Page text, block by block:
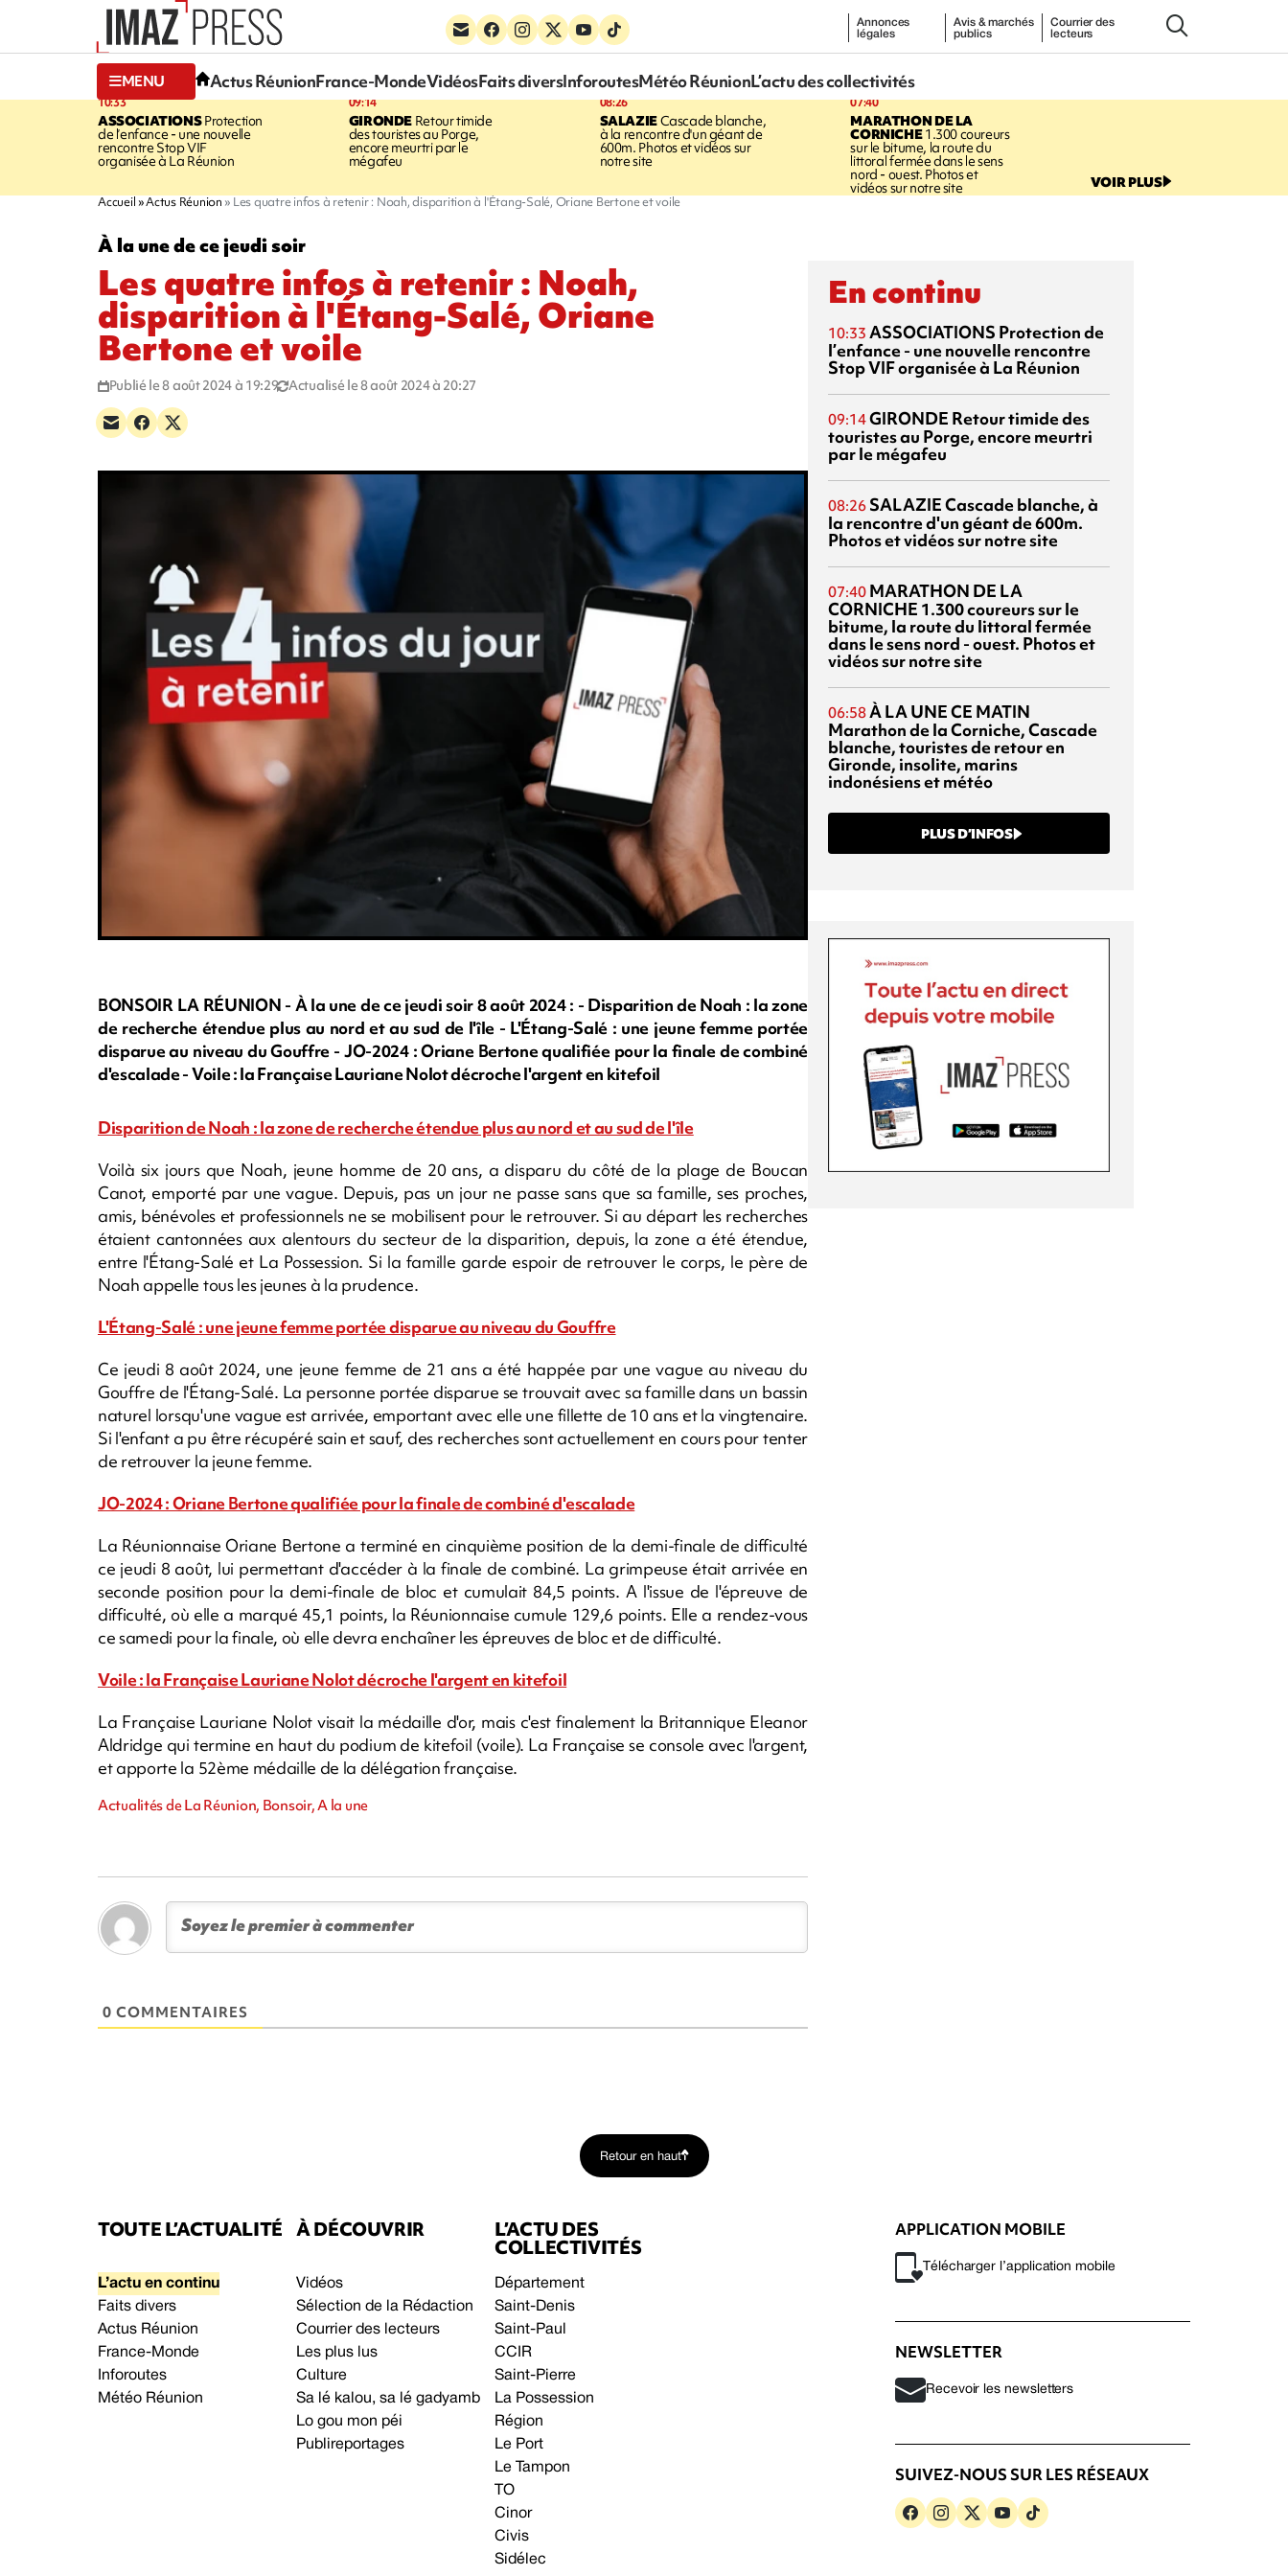
Annonces
légales
Avis & marchés
publics
Courrier des
lecteurs
MENU Actus RéunionFrance-MondeVidéosFaits diversInforoutesMétéo RéunionL’actu des collectivités
10:33
ASSOCIATIONSProtection
de l’enfance - une nouvelle
rencontre Stop VIF
organisée à La Réunion
09:14
GIRONDE Retour timide
des touristes au Porge,
encore meurtri par le
mégafeu
08:26
SALAZIECascade blanche,
à la rencontre d'un géant de
600m. Photos et vidéos sur
notre site
07:40
MARATHON DE LA
CORNICHE1.300 coureurs
sur le bitume, la route du
littoral fermée dans le sens
nord - ouest. Photos et
vidéos sur notre site VOIR PLUS
Accueil Actus Réunion Les quatre infos à retenir : Noah, disparition à l'Étang-Salé, Oriane Bertone et voile
À la une de ce jeudi soir
Les quatre infos à retenir : Noah,
disparition à l'Étang-Salé, Oriane
Bertone et voile
Publié le 8 août 2024 à 19:29 Actualisé le 8 août 2024 à 20:27
BONSOIR LA RÉUNION - À la une de ce jeudi soir 8 août 2024 : - Disparition de Noah : la zone
de recherche étendue plus au nord et au sud de l'île - L'Étang-Salé : une jeune femme portée
disparue au niveau du Gouffre - JO-2024 : Oriane Bertone qualifiée pour la finale de combiné
d'escalade - Voile : la Française Lauriane Nolot décroche l'argent en kitefoil
Disparition de Noah : la zone de recherche étendue plus au nord et au sud de l'île
Voilà six jours que Noah, jeune homme de 20 ans, a disparu du côté de la plage de Boucan
Canot, emporté par une vague. Depuis, pas un jour ne passe sans que sa famille, ses proches,
amis, bénévoles et professionnels ne se mobilisent pour le retrouver. Si au départ les recherches
étaient cantonnées aux alentours du secteur de la disparition, depuis, la zone a été étendue,
entre l'Étang-Salé et La Possession. Si la famille garde espoir de retrouver le corps, le père de
Noah appelle tous les jeunes à la prudence.
L'Étang-Salé : une jeune femme portée disparue au niveau du Gouffre
Ce jeudi 8 août 2024, une jeune femme de 21 ans a été happée par une vague au niveau du
Gouffre de l'Étang-Salé. La personne portée disparue se trouvait avec sa famille dans un bassin
naturel lorsqu'une vague est arrivée, emportant avec elle une fillette de 10 ans et la vingtenaire.
Si l'enfant a pu être récupéré sain et sauf, des recherches sont actuellement en cours pour tenter
de retrouver la jeune femme.
JO-2024 : Oriane Bertone qualifiée pour la finale de combiné d'escalade
La Réunionnaise Oriane Bertone a terminé en cinquième position de la demi-finale de difficulté
ce jeudi 8 août, lui permettant d'accéder à la finale de combiné. La grimpeuse était arrivée en
seconde position pour la demi-finale de bloc et cumulait 84,5 points. A l'issue de l'épreuve de
difficulté, où elle a marqué 45,1 points, la Réunionnaise cumule 129,6 points. Elle a rendez-vous
ce samedi pour la finale, où elle devra enchaîner les épreuves de bloc et de difficulté.
Voile : la Française Lauriane Nolot décroche l'argent en kitefoil
La Française Lauriane Nolot visait la médaille d'or, mais c'est finalement la Britannique Eleanor
Aldridge qui termine en haut du podium de kitefoil (voile). La Française se console avec l'argent,
et apporte la 52ème médaille de la délégation française.
Actualités de La Réunion, Bonsoir, A la une
0 COMMENTAIRES
En continu
10:33 ASSOCIATIONS Protection de
l’enfance - une nouvelle rencontre
Stop VIF organisée à La Réunion
09:14GIRONDE Retour timide des
touristes au Porge, encore meurtri
par le mégafeu
08:26 SALAZIECascade blanche, à
la rencontre d'un géant de 600m.
Photos et vidéos sur notre site
07:40 MARATHON DE LA
CORNICHE 1.300 coureurs sur le
bitume, la route du littoral fermée
dans le sens nord - ouest. Photos et
vidéos sur notre site
06:58À LA UNE CE MATIN
Marathon de la Corniche, Cascade
blanche, touristes de retour en
Gironde, insolite, marins
indonésiens et météo
PLUS D’INFOS
Retour en haut
TOUTE L’ACTUALITÉ
L’actu en continu
Faits divers
Actus Réunion
France-Monde
Inforoutes
Météo Réunion
À DÉCOUVRIR
Vidéos
Sélection de la Rédaction
Courrier des lecteurs
Les plus lus
Culture
Sa lé kalou, sa lé gadyamb
Lo gou mon péi
Publireportages
L’ACTU DES
COLLECTIVITÉS
Département
Saint-Denis
Saint-Paul
CCIR
Saint-Pierre
La Possession
Région
Le Port
Le Tampon
TO
Cinor
Civis
Sidélec
APPLICATION MOBILE
Télécharger l’application mobile
NEWSLETTER
Recevoir les newsletters
SUIVEZ-NOUS SUR LES RÉSEAUX